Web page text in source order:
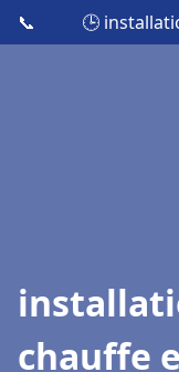
📞 🕒
chauffe